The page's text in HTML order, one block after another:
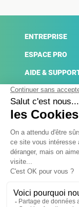
ENTREPRISE
ESPACE PRO
AIDE &
ACTUALITÉS